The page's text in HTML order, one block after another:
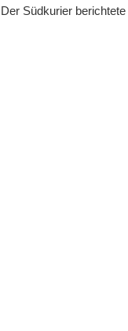
Südkurier